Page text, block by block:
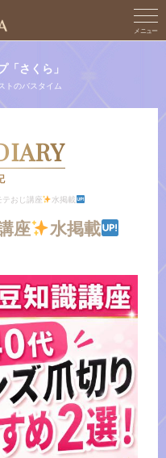
「さくら」
トのバスタイム
テおじ講座 水掲載
座 水掲載